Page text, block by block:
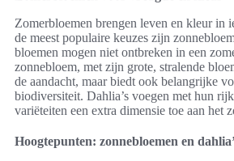
Zomerbloemen brengen leven en kleur in
de meest populaire keuzes zijn
bloemen mogen niet ontbreken in een
zonnebloem, met zijn grote, stralende
de aandacht, maar biedt ook belangrijke
biodiversiteit. Dahlia’s voegen met hun
variëteiten een extra dimensie toe aan het
Hoogtepunten: zonnebloemen en